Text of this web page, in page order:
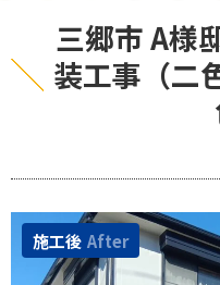
三郷市 A様
装工事（二
施工後 After